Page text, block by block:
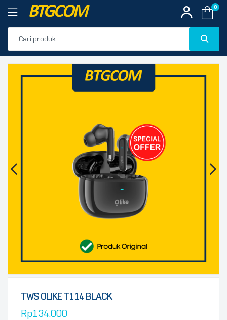
BTGCOM 0
PRODUK UNGGULAN
🔍
TWS OLIKE T114 BLACK
Rp134.000